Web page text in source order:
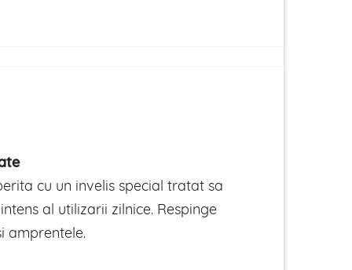
cu un invelis special tratat sa
al utilizarii zilnice. Respinge
amprentele.